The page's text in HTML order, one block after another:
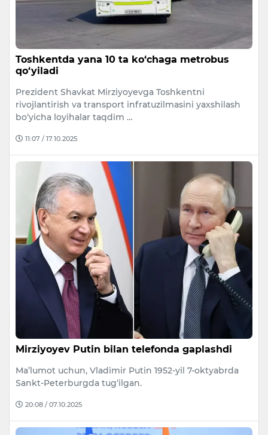
Toshkentda yana 10 ta ko‘chaga metrobus
qo‘yiladi
Prezident Shavkat Mirziyoyevga Toshkentni
rivojlantirish va transport infratuzilmasini yaxshilash
bo‘yicha loyihalar taqdim …
11:07 / 17.10.2025
Mirziyoyev Putin bilan telefonda gaplashdi
Ma’lumot uchun, Vladimir Putin 1952-yil 7-oktyabrda
Sankt-Peterburgda tug‘ilgan.
20:08 / 07.10.2025